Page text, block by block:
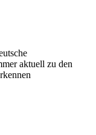
aktuell zu den